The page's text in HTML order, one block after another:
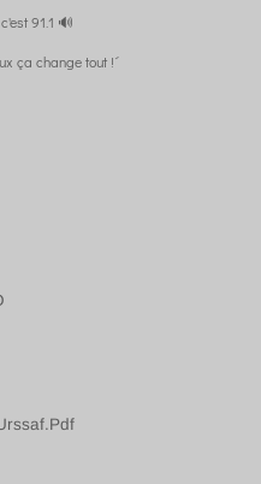
91.1 🔊
ça change tout !´